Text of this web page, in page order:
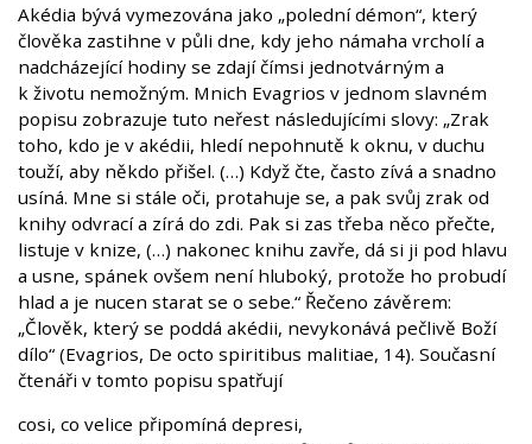
Akédia bývá vymezována jako „polední démon“, který
člověka zastihne v půli dne, kdy jeho námaha vrcholí a
nadcházející hodiny se zdají čímsi jednotvárným a
k životu nemožným. Mnich Evagrios v jednom slavném
popisu zobrazuje tuto neřest následujícími slovy: „Zrak
toho, kdo je v akédii, hledí nepohnutě k oknu, v duchu
touží, aby někdo přišel. (…) Když čte, často zívá a snadno
usíná. Mne si stále oči, protahuje se, a pak svůj zrak od
knihy odvrací a zírá do zdi. Pak si zas třeba něco přečte,
listuje v knize, (…) nakonec knihu zavře, dá si ji pod hlavu
a usne, spánek ovšem není hluboký, protože ho probudí
hlad a je nucen starat se o sebe.“ Řečeno závěrem:
„Člověk, který se poddá akédii, nevykonává pečlivě Boží
dílo“ (Evagrios, De octo spiritibus malitiae, 14). Současní
čtenáři v tomto popisu spatřují
cosi, co velice připomíná depresi,